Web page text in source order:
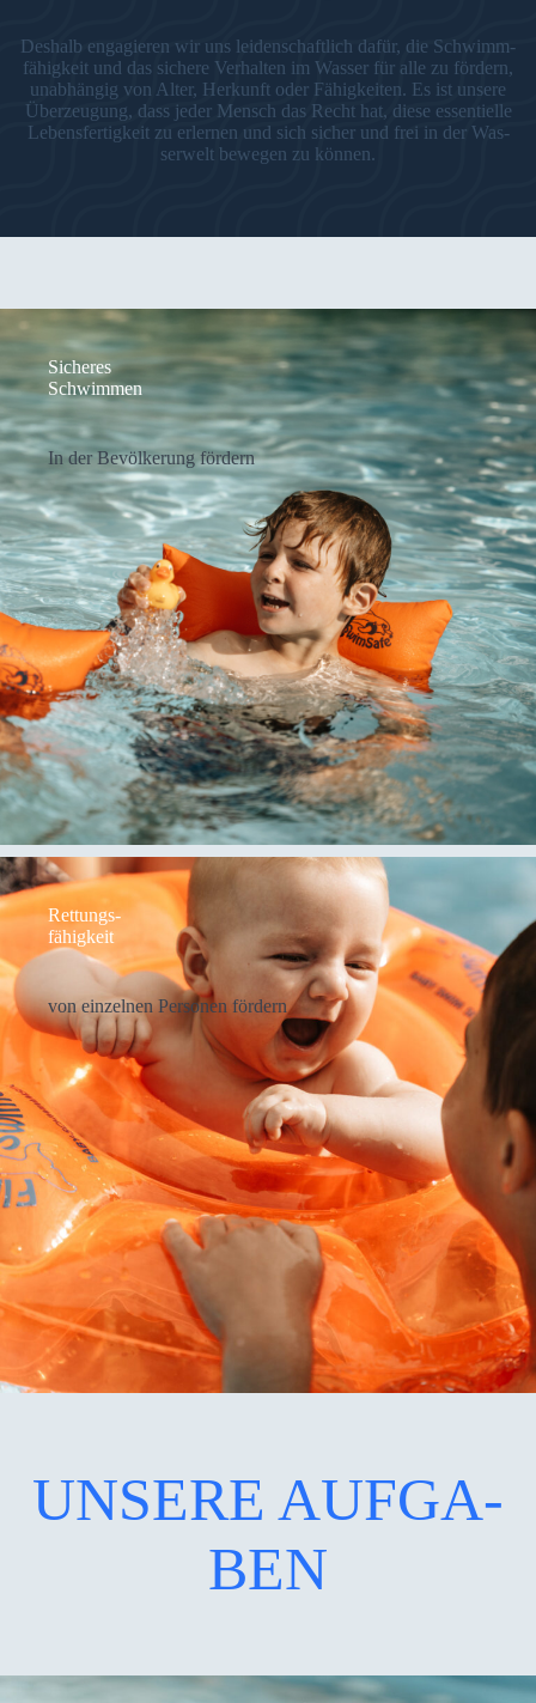
Des­halb enga­gie­ren wir uns lei­den­schaft­lich dafür, die Schwimm­
fä­hig­keit und das siche­re Ver­hal­ten im Was­ser für alle zu för­dern,
unab­hän­gig von Alter, Her­kunft oder Fähig­kei­ten. Es ist unse­re
Über­zeu­gung, dass jeder Mensch das Recht hat, die­se essen­ti­el­le
Lebens­fer­tig­keit zu erler­nen und sich sicher und frei in der Was­
ser­welt bewe­gen zu kön­nen.
Siche­res
Schwim­men
In der Bevöl­ke­rung för­dern
Ret­tungs-
fähig­keit
von ein­zel­nen Per­so­nen för­dern
UNSE­RE AUF­GA­
BEN